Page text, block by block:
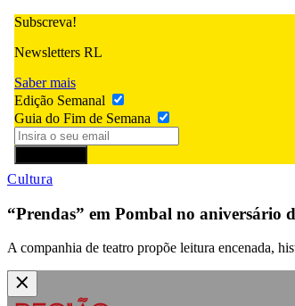
Subscreva!
Newsletters RL
Saber mais
Edição Semanal
Guia do Fim de Semana
Cultura
“Prendas” em Pombal no aniversário
A companhia de teatro propõe leitura encenada,